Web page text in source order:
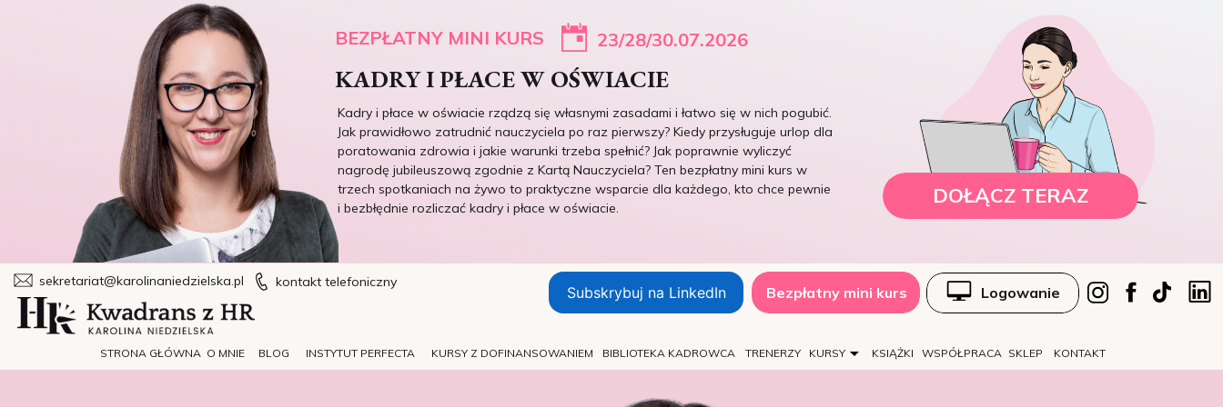
BEZPŁATNY MINI KURS
Kadry i płace w oświacie rządzą się własnymi zasadami i łatwo się w nich pogubić.
Jak prawidłowo zatrudnić nauczyciela po raz pierwszy? Kiedy przysługuje urlop dla
poratowania zdrowia i jakie warunki trzeba spełnić? Jak poprawnie wyliczyć
nagrodę jubileuszową zgodnie z Kartą Nauczyciela? Ten bezpłatny mini kurs w
trzech spotkaniach na żywo to praktyczne wsparcie dla każdego, kto chce pewnie
i bezbłędnie rozliczać kadry i płace w oświacie.
DOŁĄCZ TERAZ
KADRY I PŁACE W OŚWIACIE
23/28/30.07.2026
KURSY
O MNIE BIBLIOTEKA KADROWCA WSPÓŁPRACA KONTAKT
INSTYTUT PERFECTA KSIĄŻKI
sekretariat@karolinaniedzielska.pl kontakt telefoniczny
TRENERZY
KURSY Z DOFINANSOWANIEM
STRONA GŁÓWNA
Logowanie
BLOG SKLEP
Subskrybuj na LinkedIn Bezpłatny mini kurs